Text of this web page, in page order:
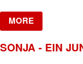
MORE
SONJA - EIN